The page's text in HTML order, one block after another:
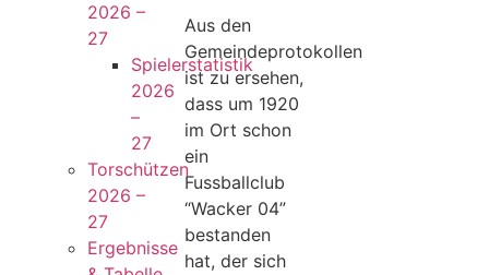
2026 –
27
Spielerstatistik
2026
–
27
Torschützen
2026 –
27
Ergebnisse
Aus den
Gemeindeprotokollen
ist zu ersehen,
dass um 1920
im Ort schon
ein
Fussballclub
“Wacker 04”
bestanden
hat, der sich